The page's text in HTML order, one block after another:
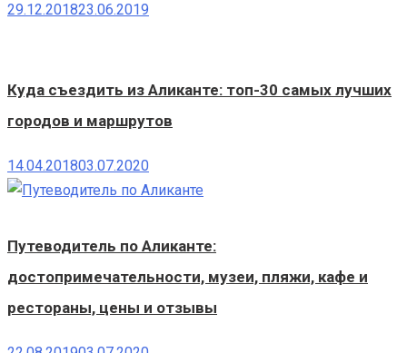
29.12.201823.06.2019
Куда съездить из Аликанте: топ-30 самых лучших
городов и маршрутов
14.04.201803.07.2020
Путеводитель по Аликанте:
достопримечательности, музеи, пляжи, кафе и
рестораны, цены и отзывы